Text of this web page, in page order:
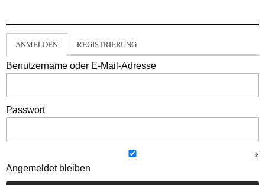
ANMELDEN REGISTRIERUNG
Benutzername oder E-Mail-Adresse
Passwort
Angemeldet bleiben